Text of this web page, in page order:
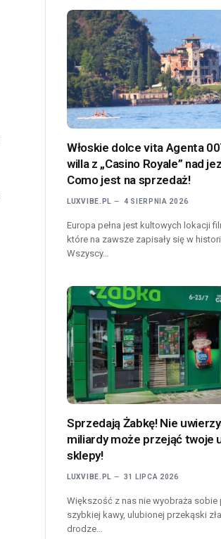
Włoskie dolce vita Agenta
willa z „Casino Royale” nad
Como jest na sprzedaż!
LUXVIBE.PL 4 SIERPNIA 2026
Europa pełna jest kultowych lokacji
które na zawsze zapisały się w
Wszyscy…
Sprzedają Żabkę! Nie
miliardy może przejąć twoje
sklepy!
LUXVIBE.PL 31 LIPCA 2026
Większość z nas nie wyobraża sobie
szybkiej kawy, ulubionej przekąski
drodze…